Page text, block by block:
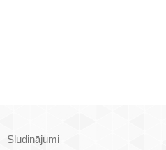
Sludinājumi